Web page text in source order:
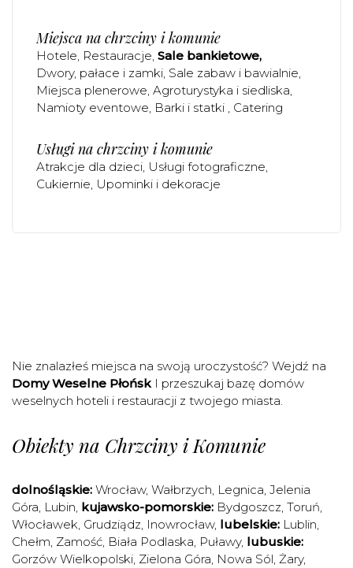
Miejsca na chrzciny i komunie
Hotele Restauracje Sale bankietowe
Dwory, pałace i zamki Sale zabaw i bawialnie
Miejsca plenerowe Agroturystyka i siedliska
Namioty eventowe Barki i statki Catering
Usługi na chrzciny i komunie
Atrakcje dla dzieci Usługi fotograficzne
Cukiernie Upominki i dekoracje
Nie znalazłeś miejsca na swoją uroczystość? Wejdź na
Domy Weselne Płońsk I przeszukaj bazę domów
weselnych hoteli i restauracji z twojego miasta.
Obiekty na Chrzciny i Komunie
dolnośląskie: Wrocław, Wałbrzych, Legnica, Jelenia
Góra, Lubin, kujawsko-pomorskie: Bydgoszcz, Toruń,
Włocławek, Grudziądz, Inowrocław, lubelskie: Lublin,
Chełm, Zamość, Biała Podlaska, Puławy, lubuskie:
Gorzów Wielkopolski, Zielona Góra, Nowa Sól, Żary,